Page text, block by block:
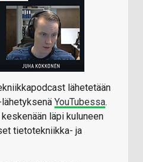
lähetetään
YouTubessa.
läpi kuluneen
tietotekniikka- ja